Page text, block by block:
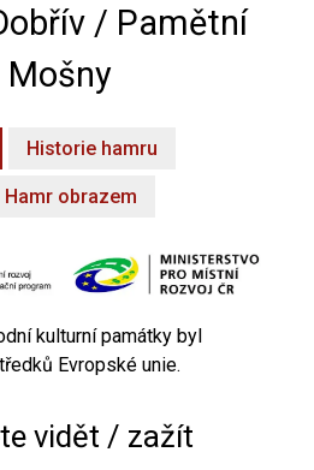
/ Pamětní
Historie hamru
Hamr obrazem
kulturní památky byl
Evropské unie.
vidět / zažít